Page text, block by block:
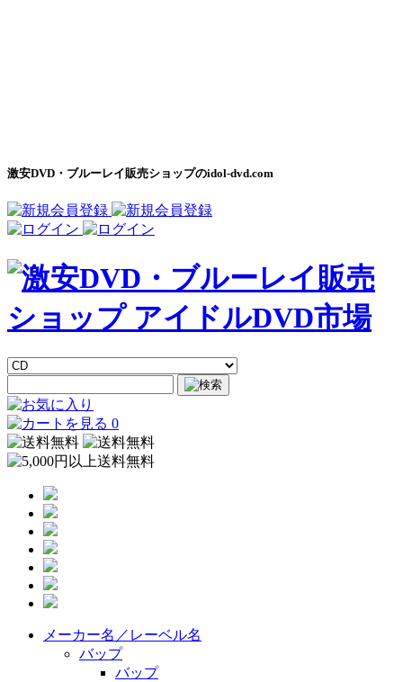
激安DVD・ブルーレイ販売ショップのidol-dvd.com
0
メーカー名／レーベル名
バップ
バップ